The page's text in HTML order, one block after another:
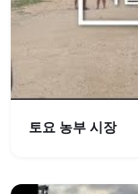
토요 농부 시장